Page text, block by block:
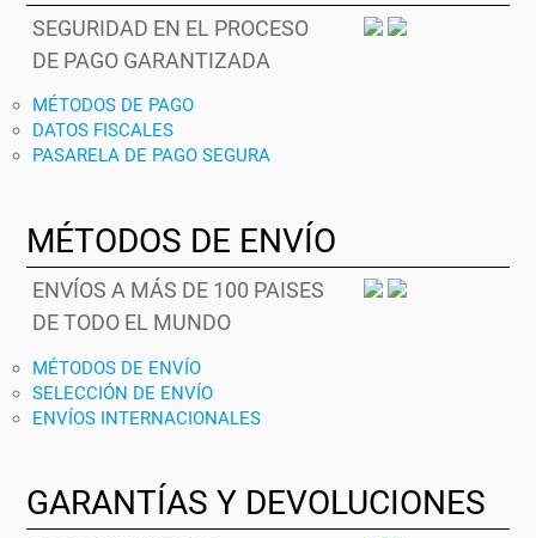
SEGURIDAD EN EL PROCESO
DE PAGO GARANTIZADA
MÉTODOS DE PAGO
DATOS FISCALES
PASARELA DE PAGO SEGURA
MÉTODOS DE ENVÍO
ENVÍOS A MÁS DE 100 PAISES
DE TODO EL MUNDO
MÉTODOS DE ENVÍO
SELECCIÓN DE ENVÍO
ENVÍOS INTERNACIONALES
GARANTÍAS Y DEVOLUCIONES